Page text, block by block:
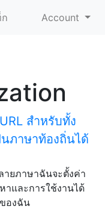
Account
สำหรับทั้ง
ภาษาท้องถิ่นได้
ายภาษาฉันจะตั้งค่า
าและการใช้งานได้
องฉัน